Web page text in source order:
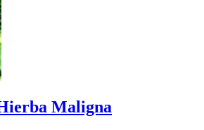
Maligna